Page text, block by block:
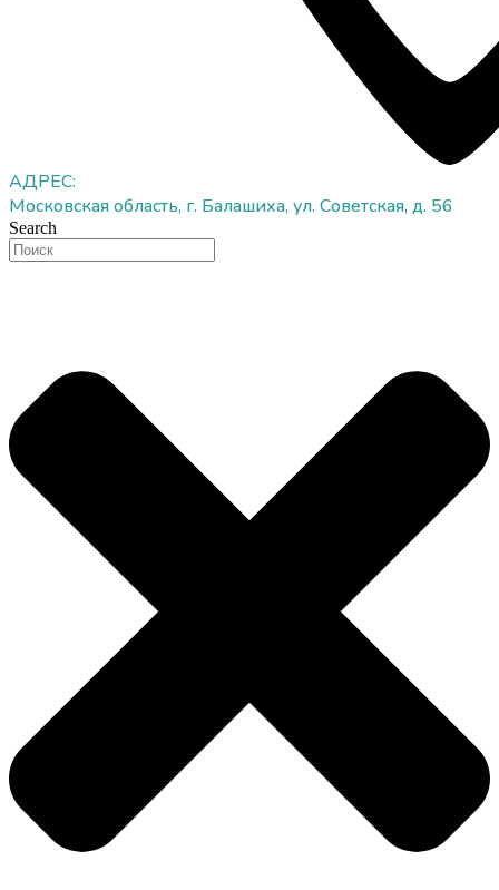
АДРЕС:
Московская область, г. Балашиха, ул. Советская, д. 56
Search